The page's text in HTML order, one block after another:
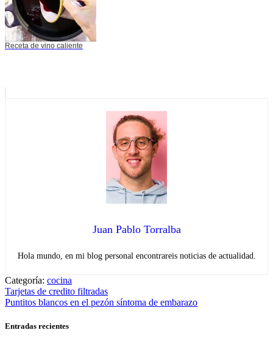
Receta de vino caliente
Juan Pablo Torralba
Hola mundo, en mi blog personal encontrareis noticias de actualidad.
Categoría: cocina
Navegación
de
entradas
Entrada
anterior:
Tarjetas de credito filtradas
Entrada
Puntitos blancos en el pezón síntoma de embarazo
Entradas recientes